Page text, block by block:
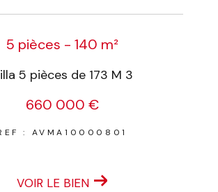
5 pièces - 140 m²
5 pièces de 173 M 3
660 000 €
: AVMA10000801
VOIR LE BIEN